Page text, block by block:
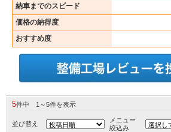
納車までのスピード
価格の納得度
おすすめ度
5件中 1～5件を表示
並び替え
メニュー
絞込み